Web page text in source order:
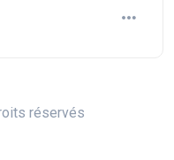
réservés